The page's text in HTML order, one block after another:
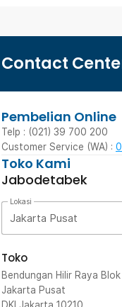
Contact
Pembelian Online
Telp : (021) 39 700 200
Customer Service (WA) :
Toko Kami
Jabodetabek
Lokasi
Jakarta Pusat
Toko
Bendungan Hilir Raya Blok
Jakarta Pusat
DKI Jakarta 10210